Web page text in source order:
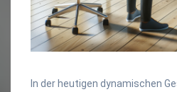
In der heutigen dynamischen